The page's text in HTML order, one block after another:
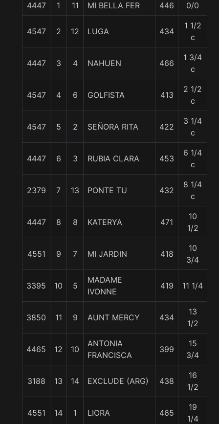
4447 1 11 MI BELLA FER 446 0/0
4547 2 12 LUGA 434
1 1/2
c
4447 3 4 NAHUEN 466
1 3/4
c
4547 4 6 GOLFISTA 413
2 1/2
c
4547 5 2 SEÑORA RITA 422
3 1/4
c
4447 6 3 RUBIA CLARA 453
6 1/4
c
2379 7 13 PONTE TU 432
8 1/4
c
4447 8 8 KATERYA 471
10
1/2
4551 9 7 MI JARDIN 418
10
3/4
3395 10 5
MADAME
IVONNE
419 11 1/4
3850 11 9 AUNT MERCY 434
13
1/2
4465 12 10
ANTONIA
FRANCISCA
399
15
3/4
3188 13 14 EXCLUDE (ARG) 438
16
1/2
4551 14 1 LIORA 465
19
1/4